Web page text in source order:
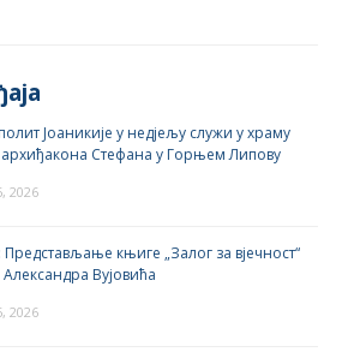
Јоаникије у недјељу служи у храму
архиђакона Стефана у Горњем Липову
2026
Представљање књиге „Залог за вјечност“
Александра Вујовића
2026